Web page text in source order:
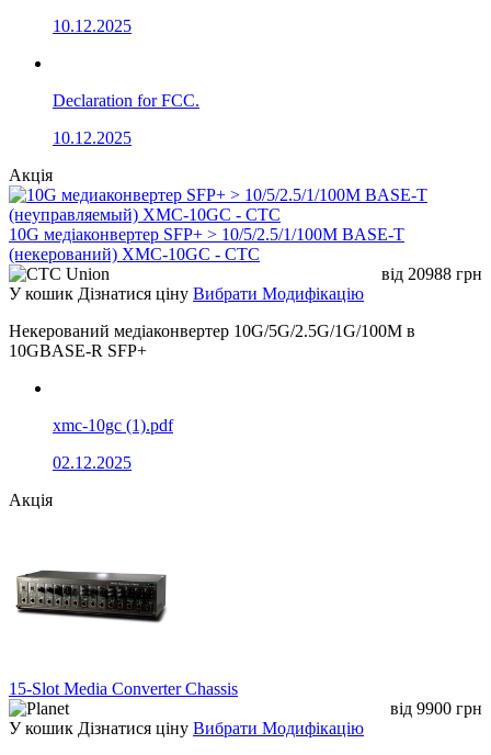
10.12.2025
Declaration for FCC.
10.12.2025
Акція
10G медіаконвертер SFP+ > 10/5/2.5/1/100M BASE-T
(некерований) XMC-10GC - CTC
від 20988 грн
У кошик Дізнатися ціну Вибрати Модифікацію
Некерований медіаконвертер 10G/5G/2.5G/1G/100M в
10GBASE-R SFP+
xmc-10gc (1).pdf
02.12.2025
Акція
15-Slot Media Converter Chassis
від 9900 грн
У кошик Дізнатися ціну Вибрати Модифікацію